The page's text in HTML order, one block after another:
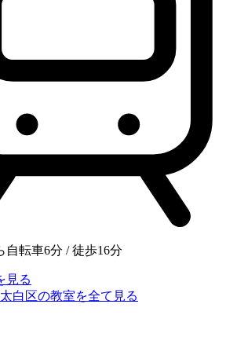
自転車6分 / 徒歩16分
見る
白区の教室を全て見る